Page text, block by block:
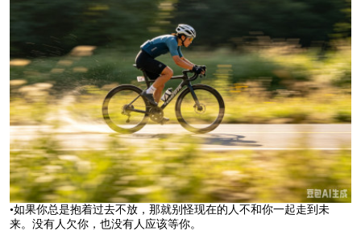
•如果你总是抱着过去不放，那就别怪现在的人不和你一起走到未
来。没有人欠你，也没有人应该等你。